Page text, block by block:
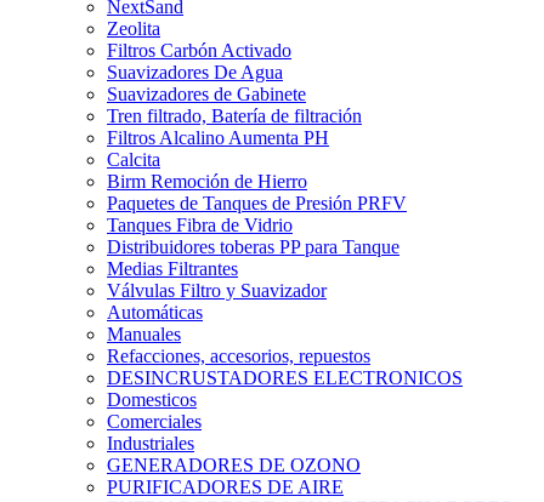
NextSand
Zeolita
Filtros Carbón Activado
Suavizadores De Agua
Suavizadores de Gabinete
Tren filtrado, Batería de filtración
Filtros Alcalino Aumenta PH
Calcita
Birm Remoción de Hierro
Paquetes de Tanques de Presión PRFV
Tanques Fibra de Vidrio
Distribuidores toberas PP para Tanque
Medias Filtrantes
Válvulas Filtro y Suavizador
Automáticas
Manuales
Refacciones, accesorios, repuestos
DESINCRUSTADORES ELECTRONICOS
Domesticos
Comerciales
Industriales
GENERADORES DE OZONO
PURIFICADORES DE AIRE